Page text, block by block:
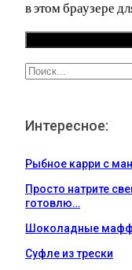
в этом браузере
Интересное:
Рыбное карри с
Просто натрите
готовлю…
Шоколадные
Суфле из трески